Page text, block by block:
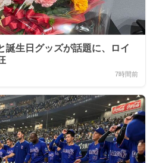
誕生日グッズが話題に、ロイ
7時間前